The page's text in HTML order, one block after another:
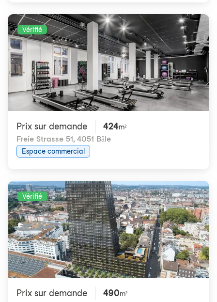
Vérifié
Prix ​​sur demande 424m²
Freie Strasse 51, 4051 Bâle
Espace commercial
Vérifié
Prix ​​sur demande 490m²